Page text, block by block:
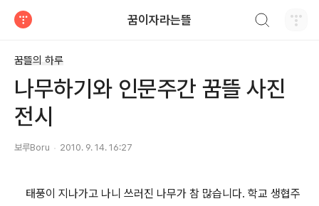
꿈이자라는뜰
꿈뜰의 하루
나무하기와 인문주간 꿈뜰 사진
전시
보루Boru 2010. 9. 14. 16:27
태풍이 지나가고 나니 쓰러진 나무가 참 많습니다. 학교 생협주